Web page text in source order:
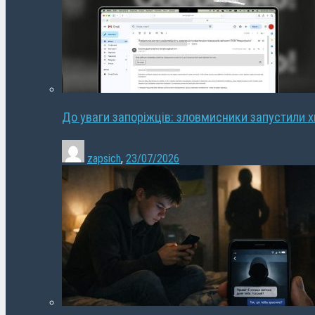
До уваги запоріжців: зловмисники запустили
zapsich, 23/07/2026